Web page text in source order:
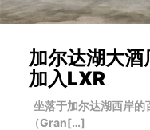
加尔达湖大
加入LXR
坐落于加尔达湖西岸
（Gran[…]